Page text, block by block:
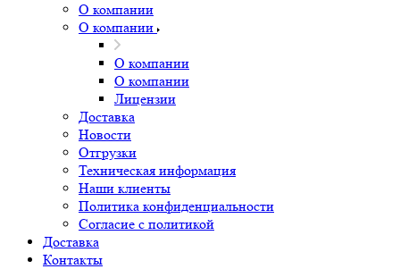
О компании
О компании
О компании
О компании
Лицензии
Доставка
Новости
Отгрузки
Техническая информация
Наши клиенты
Политика конфиденциальности
Согласие с политикой
Доставка
Контакты